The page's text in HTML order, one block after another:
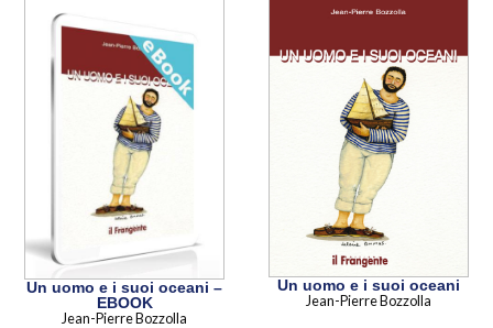
Un uomo e i suoi oceani –
EBOOK
Jean-Pierre Bozzolla
Un uomo e i suoi oceani
Jean-Pierre Bozzolla